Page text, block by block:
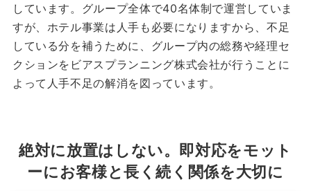
しています。グループ全体で40名体制で運営していま
すが、ホテル事業は人手も必要になりますから、不足
している分を補うために、グループ内の総務や経理セ
クションをビアスプランニング株式会社が行うことに
よって人手不足の解消を図っています。
絶対に放置はしない。即対応をモット
ーにお客様と長く続く関係を大切に